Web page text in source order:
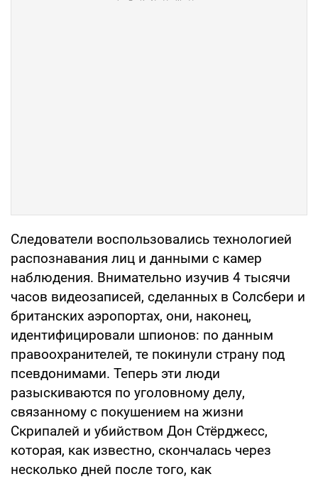
Следователи воспользовались технологией
распознавания лиц и данными с камер
наблюдения. Внимательно изучив 4 тысячи
часов видеозаписей, сделанных в Солсбери и
британских аэропортах, они, наконец,
идентифицировали шпионов: по данным
правоохранителей, те покинули страну под
псевдонимами. Теперь эти люди
разыскиваются по уголовному делу,
связанному с покушением на жизни
Скрипалей и убийством Дон Стёрджесс,
которая, как известно, скончалась через
несколько дней после того, как